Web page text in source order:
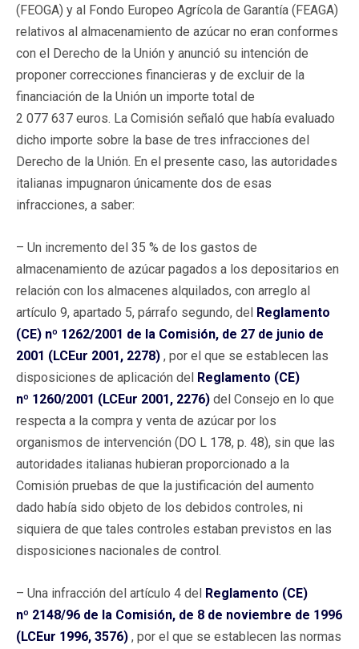
(FEOGA) y al Fondo Europeo Agrícola de Garantía (FEAGA)
relativos al almacenamiento de azúcar no eran conformes
con el Derecho de la Unión y anunció su intención de
proponer correcciones financieras y de excluir de la
financiación de la Unión un importe total de
2 077 637 euros. La Comisión señaló que había evaluado
dicho importe sobre la base de tres infracciones del
Derecho de la Unión. En el presente caso, las autoridades
italianas impugnaron únicamente dos de esas
infracciones, a saber:
– Un incremento del 35 % de los gastos de
almacenamiento de azúcar pagados a los depositarios en
relación con los almacenes alquilados, con arreglo al
artículo 9, apartado 5, párrafo segundo, del Reglamento
(CE) nº 1262/2001 de la Comisión, de 27 de junio de
2001 (LCEur 2001, 2278) , por el que se establecen las
disposiciones de aplicación del Reglamento (CE)
nº 1260/2001 (LCEur 2001, 2276) del Consejo en lo que
respecta a la compra y venta de azúcar por los
organismos de intervención (DO L 178, p. 48), sin que las
autoridades italianas hubieran proporcionado a la
Comisión pruebas de que la justificación del aumento
dado había sido objeto de los debidos controles, ni
siquiera de que tales controles estaban previstos en las
disposiciones nacionales de control.
– Una infracción del artículo 4 del Reglamento (CE)
nº 2148/96 de la Comisión, de 8 de noviembre de 1996
(LCEur 1996, 3576) , por el que se establecen las normas